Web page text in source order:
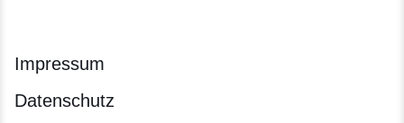
Impressum
Datenschutz